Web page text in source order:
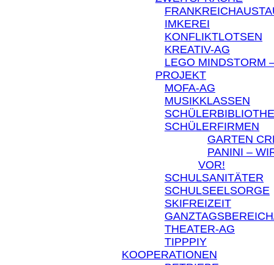
IMKEREI
KONFLIKTLOTSEN
KREATIV-AG
LEGO MINDSTORM
PROJEKT
MOFA-AG
MUSIKKLASSEN
SCHÜLERFIRMEN
GARTEN
PANINI –
VOR!
SCHULSANITÄTER
SCHULSEELSORGE
SKIFREIZEIT
THEATER-AG
TIPPPIY
KOOPERATIONEN